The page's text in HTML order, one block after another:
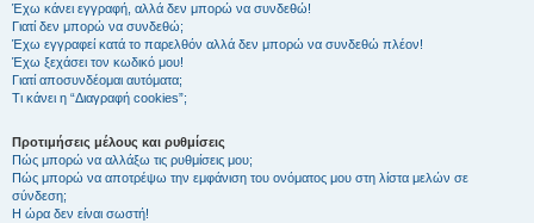
Έχω κάνει εγγραφή, αλλά δεν μπορώ να συνδεθώ!
Γιατί δεν μπορώ να συνδεθώ;
Έχω εγγραφεί κατά το παρελθόν αλλά δεν μπορώ να συνδεθώ πλέον!
Έχω ξεχάσει τον κωδικό μου!
Γιατί αποσυνδέομαι αυτόματα;
Τι κάνει η “Διαγραφή cookies”;
Προτιμήσεις μέλους και ρυθμίσεις
Πώς μπορώ να αλλάξω τις ρυθμίσεις μου;
Πώς μπορώ να αποτρέψω την εμφάνιση του ονόματος μου στη λίστα μελών σε
σύνδεση;
Η ώρα δεν είναι σωστή!